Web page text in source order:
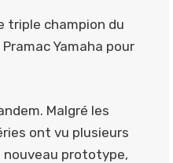
triple champion du
Yamaha pour
Malgré les
ont vu plusieurs
prototype,